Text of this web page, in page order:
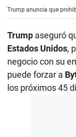
e
n
d
s
o
f
m
i
n
Trump anuncia que
Trump aseguró
Estados Unidos,
negocio con su
puede forzar a
los próximos 45